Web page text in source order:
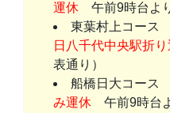
運休午前9時台よ
東葉村上コー
日八千代中央駅折
表通り）
船橋日大コー
み運休午前9時台